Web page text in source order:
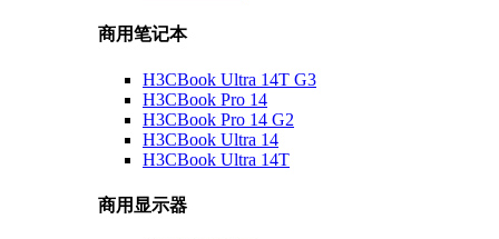
商用笔记本
H3CBook Ultra 14T G3
H3CBook Pro 14
H3CBook Pro 14 G2
H3CBook Ultra 14
H3CBook Ultra 14T
商用显示器